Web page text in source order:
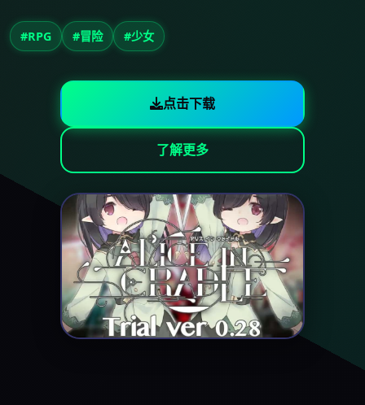
#RPG #冒险 #少女
点击下载
了解更多